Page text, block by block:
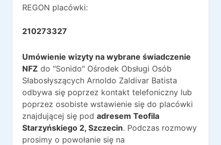
REGON placówki:
210273327
Umówienie wizyty na wybrane świadczenie
NFZ do "Sonido" Ośrodek Obsługi Osób
Słabosłyszących Arnoldo Zaldivar Batista
odbywa się poprzez kontakt telefoniczny lub
poprzez osobiste wstawienie się do placówki
znajdującej się pod adresem Teofila
Starzyńskiego 2, Szczecin. Podczas rozmowy
prosimy o powołanie się na